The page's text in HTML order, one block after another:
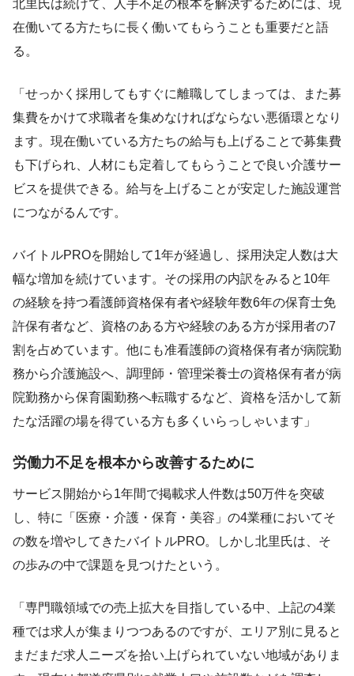
北里氏は続けて、人手不足の根本を解決するためには、現
在働いてる方たちに長く働いてもらうことも重要だと語
る。
「せっかく採用してもすぐに離職してしまっては、また募
集費をかけて求職者を集めなければならない悪循環となり
ます。現在働いている方たちの給与も上げることで募集費
も下げられ、人材にも定着してもらうことで良い介護サー
ビスを提供できる。給与を上げることが安定した施設運営
につながるんです。
バイトルPROを開始して1年が経過し、採用決定人数は大
幅な増加を続けています。その採用の内訳をみると10年
の経験を持つ看護師資格保有者や経験年数6年の保育士免
許保有者など、資格のある方や経験のある方が採用者の7
割を占めています。他にも准看護師の資格保有者が病院勤
務から介護施設へ、調理師・管理栄養士の資格保有者が病
院勤務から保育園勤務へ転職するなど、資格を活かして新
たな活躍の場を得ている方も多くいらっしゃいます」
労働力不足を根本から改善するために
サービス開始から1年間で掲載求人件数は50万件を突破
し、特に「医療・介護・保育・美容」の4業種においてそ
の数を増やしてきたバイトルPRO。しかし北里氏は、そ
の歩みの中で課題を見つけたという。
「専門職領域での売上拡大を目指している中、上記の4業
種では求人が集まりつつあるのですが、エリア別に見ると
まだまだ求人ニーズを拾い上げられていない地域がありま